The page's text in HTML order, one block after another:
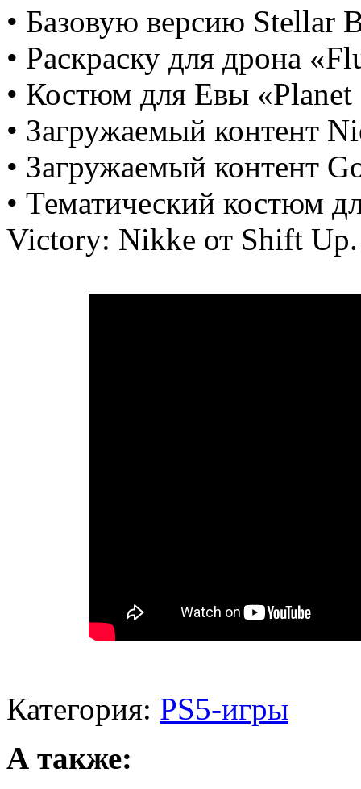
• Базовую версию Stellar
• Раскраску для дрона
• Костюм для Евы
• Загружаемый контент
• Загружаемый контент
• Тематический костюм
Victory: Nikke от Shift Up.
Категория: PS5-игры
А также: